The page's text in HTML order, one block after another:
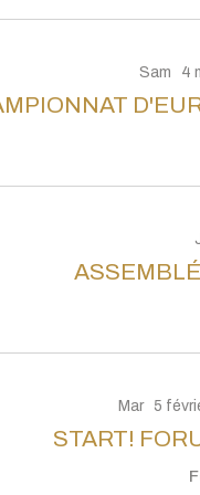
Sam 4
Mar 5
START!